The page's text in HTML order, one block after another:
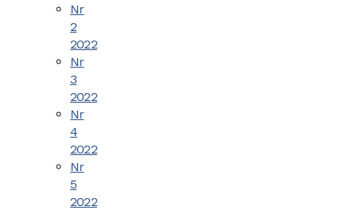
Nr
2
2022
Nr
3
2022
Nr
4
2022
Nr
5
2022